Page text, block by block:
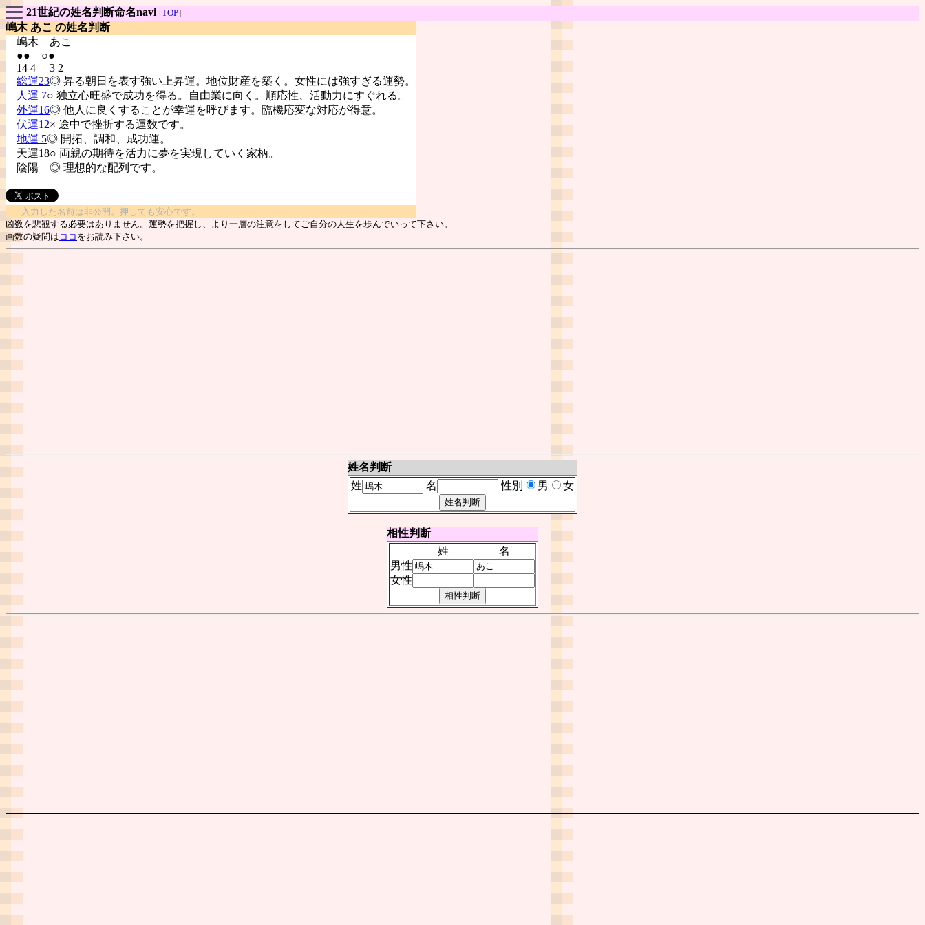
21世紀の姓名判断命名navi [TOP]
嶋木 あこ の姓名判断
嶋木 あこ
●● ○●
14 4 3 2
総運23◎ 昇る朝日を表す強い上昇運。地位財産を築く。女性には強すぎる運勢。
人運 7○ 独立心旺盛で成功を得る。自由業に向く。順応性、活動力にすぐれる。
外運16◎ 他人に良くすることが幸運を呼びます。臨機応変な対応が得意。
伏運12× 途中で挫折する運数です。
地運 5◎ 開拓、調和、成功運。
天運18○ 両親の期待を活力に夢を実現していく家柄。
陰陽 ◎ 理想的な配列です。
↑入力した名前は非公開。押しても安心です。
凶数を悲観する必要はありません。運勢を把握し、より一層の注意をしてご自分の人生を歩んでいって下さい。
画数の疑問は ココ をお読み下さい。
姓名判断
姓
名 性別 男 女
相性判断
姓
名
男性
女性